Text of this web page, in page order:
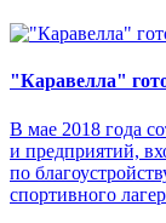
"Каравелла"
В мае 2018 года
и предприятий,
по
спортивного